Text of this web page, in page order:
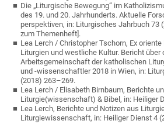
Die „Liturgische Bewegung“ im
des 19. und 20. Jahrhunderts. Aktuelle
perspektiven, in: Liturgisches Jahrbuch 73
zum Themenheft].
Lea Lerch / Christopher Tschorn, Ex
Liturgien und westliche Kultur. Bericht über
Arbeitsgemeinschaft der katholischen
und -wissenschaftler 2018 in Wien, in:
(2018) 263–269.
Lea Lerch / Elisabeth Birnbaum, Berichte
Liturgie(wissenschaft) & Bibel, in: Heiliger
Lea Lerch, Berichte und Notizen aus
Liturgiewissenschaft, in: Heiliger Dienst 4